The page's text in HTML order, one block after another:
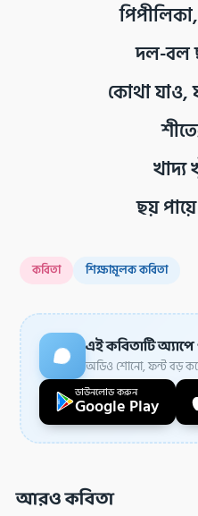
দল-বল
কোথা যাও,
শীতের
খাদ্য
ছয় পায়ে
কবিতা শিক্ষামূলক কবিতা
এই কবিতাটি
অডিও শোনো, ফন্ট বড়
ডাউনলোড করুন
Google Play
আরও কবিতা